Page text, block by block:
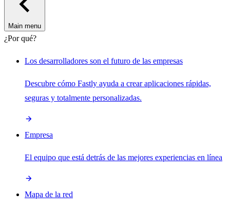
Main menu
¿Por qué?
Los desarrolladores son el futuro de las empresas
Descubre cómo Fastly ayuda a crear aplicaciones rápidas,
seguras y totalmente personalizadas.
Empresa
El equipo que está detrás de las mejores experiencias en línea
Mapa de la red